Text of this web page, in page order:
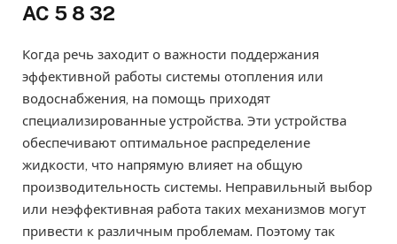
AC 5 8 32
Когда речь заходит о важности поддержания
эффективной работы системы отопления или
водоснабжения, на помощь приходят
специализированные устройства. Эти устройства
обеспечивают оптимальное распределение
жидкости, что напрямую влияет на общую
производительность системы. Неправильный выбор
или неэффективная работа таких механизмов могут
привести к различным проблемам. Поэтому так